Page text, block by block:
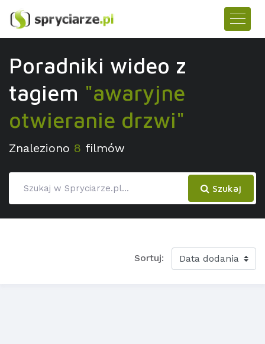
Poradniki wideo z
tagiem "awaryjne
otwieranie drzwi"
Znaleziono 8 filmów
Szukaj
Sortuj: